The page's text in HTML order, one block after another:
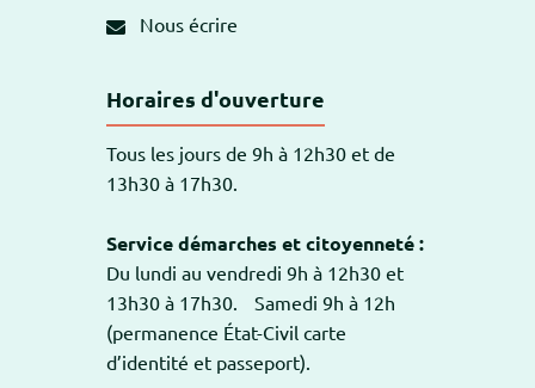
Nous écrire
Horaires d'ouverture
Tous les jours de 9h à 12h30 et de
13h30 à 17h30.
Service démarches et citoyenneté :
Du lundi au vendredi 9h à 12h30 et
13h30 à 17h30. Samedi 9h à 12h
(permanence État-Civil carte
d’identité et passeport).